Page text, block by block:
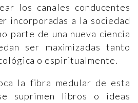
los canales conducentes
incorporadas a la sociedad
parte de una nueva ciencia
ser maximizadas tanto
o espiritualmente.
la fibra medular de esta
suprimen libros o ideas